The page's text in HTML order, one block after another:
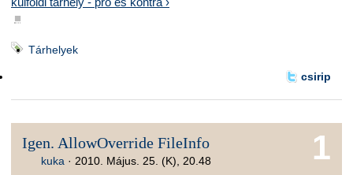
■
Tárhelyek
csirip
1
Igen. AllowOverride FileInfo
kuka · 2010. Május. 25. (K), 20.48